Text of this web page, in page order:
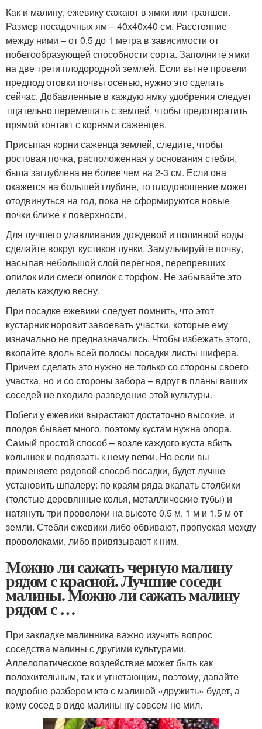
Как и малину, ежевику сажают в ямки или траншеи.
Размер посадочных ям – 40х40х40 см. Расстояние
между ними – от 0.5 до 1 метра в зависимости от
побегообразующей способности сорта. Заполните ямки
на две трети плодородной землей. Если вы не провели
предподготовки почвы осенью, нужно это сделать
сейчас. Добавленные в каждую ямку удобрения следует
тщательно перемешать с землей, чтобы предотвратить
прямой контакт с корнями саженцев.
Присыпая корни саженца землей, следите, чтобы
ростовая почка, расположенная у основания стебля,
была заглублена не более чем на 2-3 см. Если она
окажется на большей глубине, то плодоношение может
отодвинуться на год, пока не сформируются новые
почки ближе к поверхности.
Для лучшего улавливания дождевой и поливной воды
сделайте вокруг кустиков лунки. Замульчируйте почву,
насыпав небольшой слой перегноя, перепревших
опилок или смеси опилок с торфом. Не забывайте это
делать каждую весну.
При посадке ежевики следует помнить, что этот
кустарник норовит завоевать участки, которые ему
изначально не предназначались. Чтобы избежать этого,
вкопайте вдоль всей полосы посадки листы шифера.
Причем сделать это нужно не только со стороны своего
участка, но и со стороны забора – вдруг в планы ваших
соседей не входило разведение этой культуры.
Побеги у ежевики вырастают достаточно высокие, и
плодов бывает много, поэтому кустам нужна опора.
Самый простой способ – возле каждого куста вбить
колышек и подвязать к нему ветки. Но если вы
применяете рядовой способ посадки, будет лучше
установить шпалеру: по краям ряда вкапать столбики
(толстые деревянные колья, металлические тубы) и
натянуть три проволоки на высоте 0.5 м, 1 м и 1.5 м от
земли. Стебли ежевики либо обвивают, пропуская между
проволоками, либо привязывают к ним.
Можно ли сажать черную малину
рядом с красной. Лучшие соседи
малины. Можно ли сажать малину
рядом с …
При закладке малинника важно изучить вопрос
соседства малины с другими культурами.
Аллелопатическое воздействие может быть как
положительным, так и угнетающим, поэтому, давайте
подробно разберем кто с малиной «дружить» будет, а
кому сосед в виде малины ну совсем не мил.